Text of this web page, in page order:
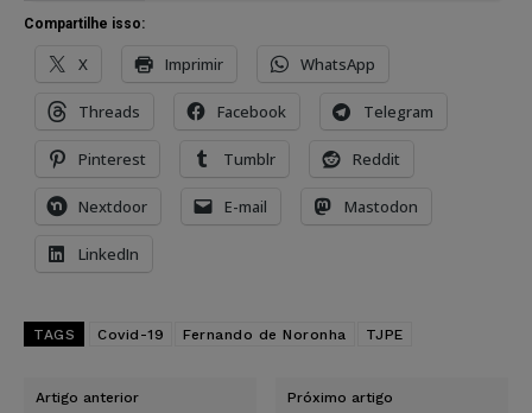
Compartilhe isso:
X Imprimir WhatsApp
Threads Facebook Telegram
Pinterest Tumblr Reddit
Nextdoor E-mail Mastodon
LinkedIn
TAGS Covid-19 Fernando de Noronha TJPE
Artigo anterior Próximo artigo